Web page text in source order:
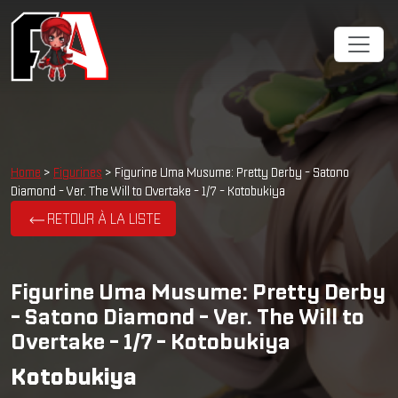
Home > Figurines > Figurine Uma Musume: Pretty Derby - Satono
Diamond - Ver. The Will to Overtake - 1/7 - Kotobukiya
RETOUR À LA LISTE
Figurine Uma Musume: Pretty Derby
- Satono Diamond - Ver. The Will to
Overtake - 1/7 - Kotobukiya
Kotobukiya